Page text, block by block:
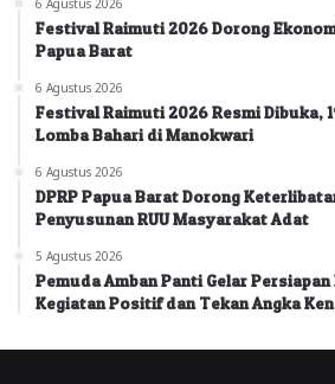
6 Agustus 2026
Festival Raimuti 2026 Dorong
Papua Barat
6 Agustus 2026
Festival Raimuti 2026 Resmi Dibuka,
Lomba Bahari di Manokwari
6 Agustus 2026
DPRP Papua Barat Dorong
Penyusunan RUU Masyarakat Adat
5 Agustus 2026
Pemuda Amban Panti Gelar Persiapan
Kegiatan Positif dan Tekan Angka